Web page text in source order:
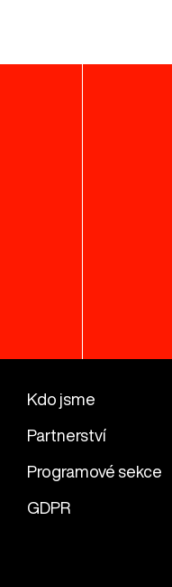
Kdo jsme
Partnerství
Programové sekce
GDPR